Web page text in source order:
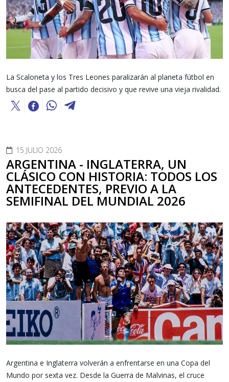
La Scaloneta y los Tres Leones paralizarán al planeta fútbol en
busca del pase al partido decisivo y que revive una vieja rivalidad.
15 JULIO 2026
ARGENTINA - INGLATERRA, UN
CLÁSICO CON HISTORIA: TODOS LOS
ANTECEDENTES, PREVIO A LA
SEMIFINAL DEL MUNDIAL 2026
Argentina e Inglaterra volverán a enfrentarse en una Copa del
Mundo por sexta vez. Desde la Guerra de Malvinas, el cruce